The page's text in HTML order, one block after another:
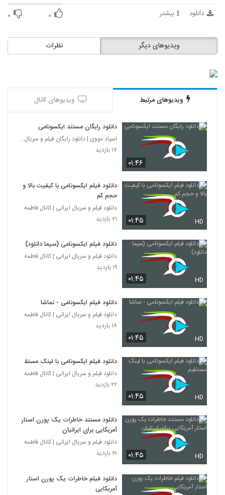
دانلود بیشتر ۰ ۰
نظرات ویدیوهای دیگر
ویدیوهای مرتبط ویدیوهای کانال
۰۱:۴۶
دانلود رایگان مستند ایکسونامی
اسپاد مووی | دانلود رایگان فیلم و سریال ایرانی
۱۷ بازدید
۰۱:۴۵ HD
دانلود فیلم ایکسونامی با کیفیت بالا و
حجم کم
دانلود فیلم و سریال ایرانی | کانال فاطمه
۲۱ بازدید
۰۱:۴۵ HD
دانلود فیلم ایکسونامی (سیما دانلود)
دانلود فیلم و سریال ایرانی | کانال فاطمه
۱۹ بازدید
۰۱:۴۵ HD
دانلود فیلم ایکسونامی - نماشا
دانلود فیلم و سریال ایرانی | کانال فاطمه
۱۸ بازدید
۰۱:۴۵ HD
دانلود فیلم ایکسونامی با لینک مستقیم
دانلود فیلم و سریال ایرانی | کانال فاطمه
۲۲ بازدید
۰۱:۴۵ HD
دانلود مستند خاطرات یک پورن استار
آمریکایی برای ایرانیان
دانلود فیلم و سریال ایرانی | کانال فاطمه
۲۰ بازدید
دانلود فیلم خاطرات یک پورن استار
آمریکایی